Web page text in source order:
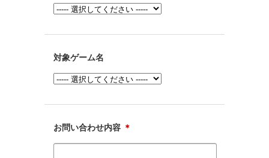
対象ゲーム名
お問い合わせ内容 ＊